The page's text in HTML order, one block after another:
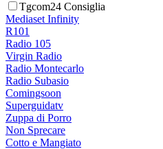
Tgcom24 Consiglia
Mediaset Infinity
R101
Radio 105
Virgin Radio
Radio Montecarlo
Radio Subasio
Comingsoon
Superguidatv
Zuppa di Porro
Non Sprecare
Cotto e Mangiato